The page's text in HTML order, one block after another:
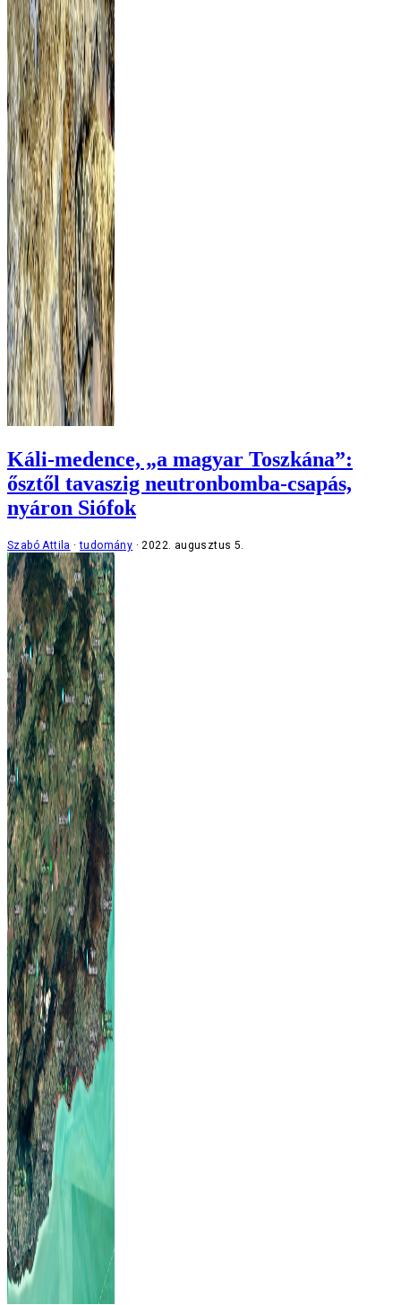
Káli-medence, „a magyar Toszkána”:
ősztől tavaszig neutronbomba-csapás,
nyáron Siófok
Szabó Attila tudomány 2022. augusztus 5.